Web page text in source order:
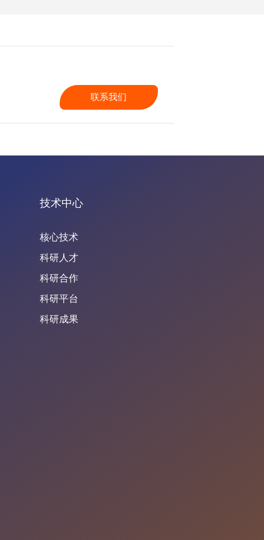
联系我们
技术中心
核心技术
科研人才
科研合作
科研平台
科研成果